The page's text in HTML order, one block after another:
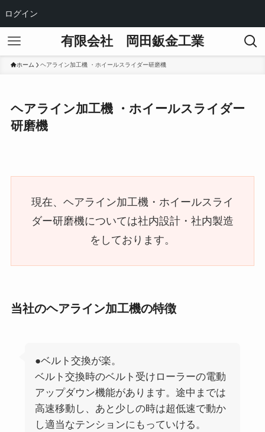
ログイン
有限会社 岡田鈑金工業
ホーム ヘアライン加工機 ・ホイールスライダー研磨機
ヘアライン加工機 ・ホイールスライダー
研磨機
現在、ヘアライン加工機・ホイールスライ
ダー研磨機については社内設計・社内製造
をしております。
当社のヘアライン加工機の特徴
●ベルト交換が楽。
ベルト交換時のベルト受けローラーの電動
アップダウン機能があります。途中までは
高速移動し、あと少しの時は超低速で動か
し適当なテンションにもっていける。